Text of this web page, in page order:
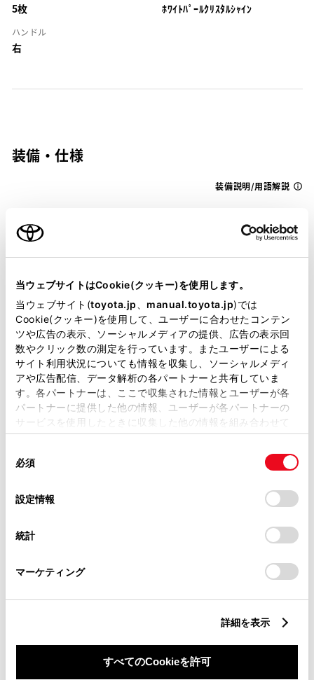
当ウェブサイトはCookie(クッキー)を使用します。
当ウェブサイト(toyota.jp manual.toyota.jp)では
Cookie(クッキー)を使用して、ユーザーに合わせたコンテン
ツや広告の表示、ソーシャルメディアの提供、広告の表示回
数やクリック数の測定を行っています。またユーザーによる
サイト利用状況についても情報を収集し、ソーシャルメディ
アや広告配信、データ解析の各パートナーと共有していま
す。各パートナーは、ここで収集された情報とユーザーが各
パートナーに提供した他の情報、ユーザーが各パートナーの
サービスを使用したときに収集した他の情報を組み合わせて
使用することがあります。当ウェブサイトの使用を続行する
デバイスにすべてのCookie(クッキー)が保存されることに同
意したことになります。Cookie(クッキー)のオプトアウト、
設定の変更、同意を撤回したりするにあたっては、当社の
「Cookie（クッキー）情報の取り扱いについて
」をご覧くだ
必須
設定情報
統計
マーケティング
詳細を表示
すべてのCookieを許可
5枚 ﾎﾜｲﾄﾊﾟｰﾙｸﾘｽﾀﾙｼｬｲﾝ
ハンドル
右
装備・仕様
装備説明/用語解説
基本装備
パワステ
パワーウィンドウ
ABS
横滑防止装置
：ｽﾏｰﾄｷ-
リモコンスターター